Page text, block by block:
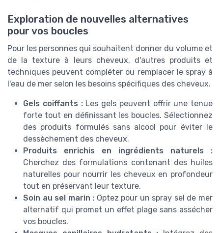
Exploration de nouvelles alternatives
pour vos boucles
Pour les personnes qui souhaitent donner du volume et
de la texture à leurs cheveux, d'autres produits et
techniques peuvent compléter ou remplacer le spray à
l'eau de mer selon les besoins spécifiques des cheveux.
Gels coiffants :Les gels peuvent offrir une tenue
forte tout en définissant les boucles. Sélectionnez
des produits formulés sans alcool pour éviter le
dessèchement des cheveux.
Produits enrichis en ingrédients naturels :
Cherchez des formulations contenant des huiles
naturelles pour nourrir les cheveux en profondeur
tout en préservant leur texture.
Soin au sel marin : Optez pour un spray sel de mer
alternatif qui promet un effet plage sans assécher
vos boucles.